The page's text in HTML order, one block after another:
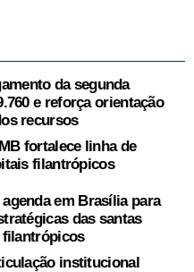
da segunda
e reforça orientação
recursos
fortalece linha de
filantrópicos
em Brasília para
das santas
filantrópicos
institucional